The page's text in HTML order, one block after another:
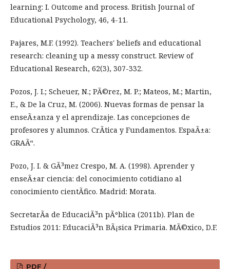
learning: I. Outcome and process. British Journal of
Educational Psychology, 46, 4-11.
Pajares, M.F. (1992). Teachers' beliefs and educational
research: cleaning up a messy construct. Review of
Educational Research, 62(3), 307-332.
Pozos, J. I.; Scheuer, N.; PÃ©rez, M. P.; Mateos, M.; Martin,
E., & De la Cruz, M. (2006). Nuevas formas de pensar la
enseÃ±anza y el aprendizaje. Las concepciones de
profesores y alumnos. CrÃ­tica y Fundamentos. EspaÃ±a:
GRAÃ“.
Pozo, J. I. & GÃ³mez Crespo, M. A. (1998). Aprender y
enseÃ±ar ciencia: del conocimiento cotidiano al
conocimiento cientÃ­fico. Madrid: Morata.
SecretarÃ­a de EducaciÃ³n pÃºblica (2011b). Plan de
Estudios 2011: EducaciÃ³n BÃ¡sica Primaria. MÃ©xico, D.F.
PDF /